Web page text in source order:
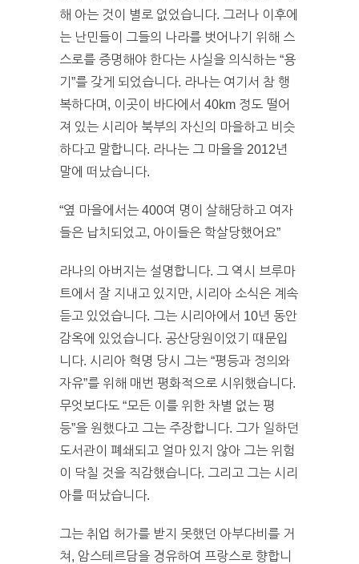
해 아는 것이 별로 없었습니다. 그러나 이후에
는 난민들이 그들의 나라를 벗어나기 위해 스
스로를 증명해야 한다는 사실을 의식하는 “용
기”를 갖게 되었습니다. 라나는 여기서 참 행
복하다며, 이곳이 바다에서 40km 정도 떨어
져 있는 시리아 북부의 자신의 마을하고 비슷
하다고 말합니다. 라나는 그 마을을 2012년
말에 떠났습니다.
“옆 마을에서는 400여 명이 살해당하고 여자
들은 납치되었고, 아이들은 학살당했어요”
라나의 아버지는 설명합니다. 그 역시 브루마
트에서 잘 지내고 있지만, 시리아 소식은 계속
듣고 있었습니다. 그는 시리아에서 10년 동안
감옥에 있었습니다. 공산당원이었기 때문입
니다. 시리아 혁명 당시 그는 “평등과 정의와
자유”를 위해 매번 평화적으로 시위했습니다.
무엇보다도 “모든 이를 위한 차별 없는 평
등”을 원했다고 그는 주장합니다. 그가 일하던
도서관이 폐쇄되고 얼마 있지 않아 그는 위험
이 닥칠 것을 직감했습니다. 그리고 그는 시리
아를 떠났습니다.
그는 취업 허가를 받지 못했던 아부다비를 거
쳐, 암스테르담을 경유하여 프랑스로 향합니